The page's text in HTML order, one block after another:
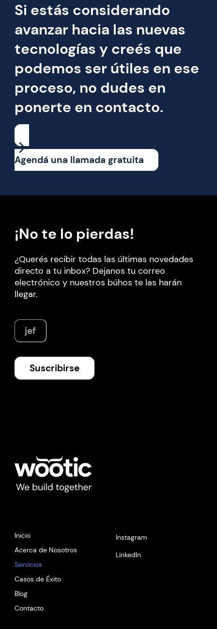
Si estás considerando
avanzar hacia las nuevas
tecnologías y creés que
podemos ser útiles en ese
proceso, no dudes en
ponerte en contacto.
Agendá una llamada gratuita
¡No te lo pierdas!
¿Querés recibir todas las últimas novedades
directo a tu inbox? Dejanos tu correo
electrónico y nuestros búhos te las harán
llegar.
Suscribirse
Inicio
Acerca de Nosotros
Servicios
Casos de Éxito
Blog
Contacto
Instagram
LinkedIn